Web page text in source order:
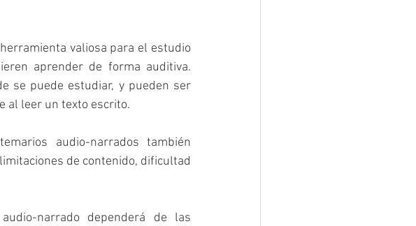
valiosa para el estudio
aprender de forma auditiva.
se puede estudiar, y pueden ser
al leer un texto escrito.
audio-narrados también
de contenido, dificultad
narrado dependerá de las